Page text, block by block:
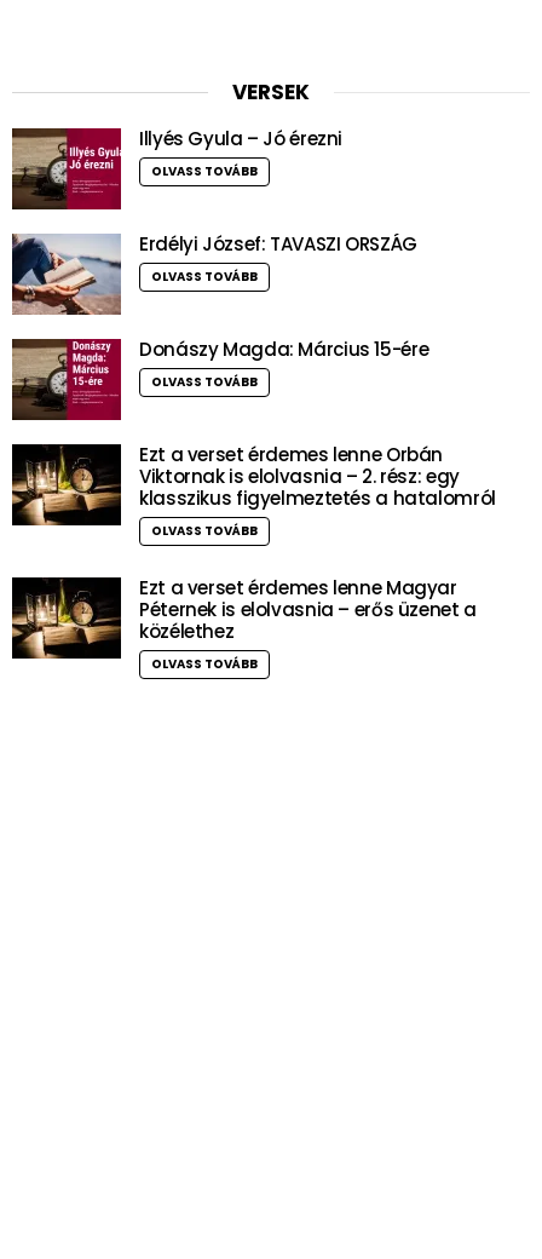
VERSEK
Illyés Gyula – Jó érezni
OLVASS TOVÁBB
Erdélyi József: TAVASZI ORSZÁG
OLVASS TOVÁBB
Donászy Magda: Március 15-ére
OLVASS TOVÁBB
Ezt a verset érdemes lenne Orbán
Viktornak is elolvasnia – 2. rész: egy
klasszikus figyelmeztetés a hatalomról
OLVASS TOVÁBB
Ezt a verset érdemes lenne Magyar
Péternek is elolvasnia – erős üzenet a
közélethez
OLVASS TOVÁBB